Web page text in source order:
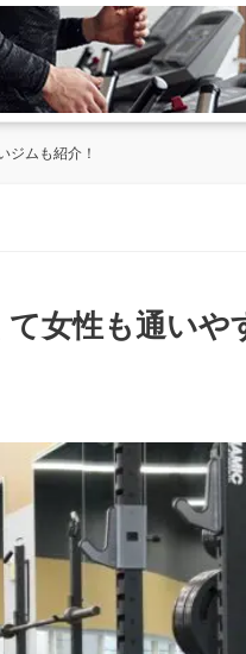
ジムも紹介！
て女性も通いや